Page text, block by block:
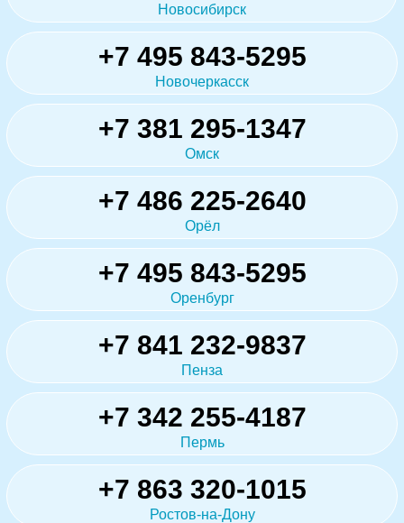
Новосибирск
+7 495 843-5295
Новочеркасск
+7 381 295-1347
Омск
+7 486 225-2640
Орёл
+7 495 843-5295
Оренбург
+7 841 232-9837
Пенза
+7 342 255-4187
Пермь
+7 863 320-1015
Ростов-на-Дону